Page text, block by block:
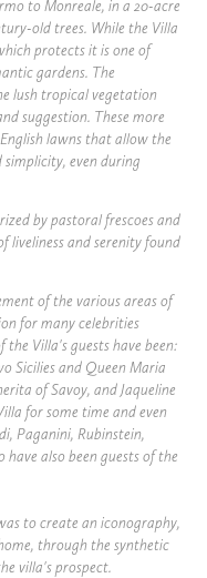
to Monreale, in a 20-acre
old trees. While the Villa
protects it is one of
gardens. The
lush tropical vegetation
suggestion. These more
lawns that allow the
even during
by pastoral frescoes and
and serenity found
of the various areas of
for many celebrities
the Villa's guests have been:
Sicilies and Queen Maria
of Savoy, and Jaqueline
for some time and even
Paganini, Rubinstein,
also been guests of the
to create an iconography,
through the synthetic
villa's prospect.